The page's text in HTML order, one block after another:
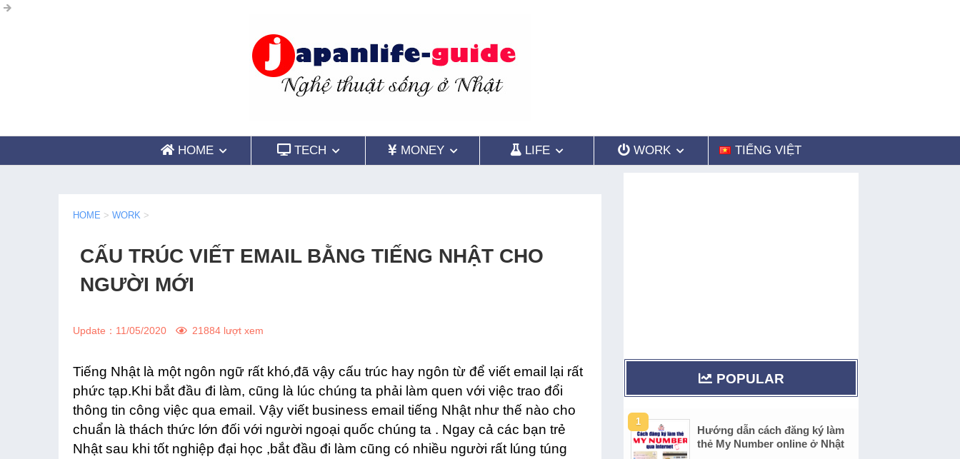
HOME TECH MONEY LIFE WORK TIẾNG VIỆT
HOME > WORK >
CẤU TRÚC VIẾT EMAIL BẰNG TIẾNG NHẬT CHO
NGƯỜI MỚI
Update： 11/05/2020 21884 lượt xem
Tiếng Nhật là một ngôn ngữ rất khó,đã vậy cấu trúc hay ngôn từ để viết email lại rất
phức tạp.Khi bắt đầu đi làm, cũng là lúc chúng ta phải làm quen với việc trao đổi
thông tin công việc qua email. Vậy viết business email tiếng Nhật như thế nào cho
chuẩn là thách thức lớn đối với người ngoại quốc chúng ta . Ngay cả các bạn trẻ
Nhật sau khi tốt nghiệp đại học ,bắt đầu đi làm cũng có nhiều người rất lúng túng
POPULAR
Hướng dẫn cách đăng ký làm
thẻ My Number online ở Nhật